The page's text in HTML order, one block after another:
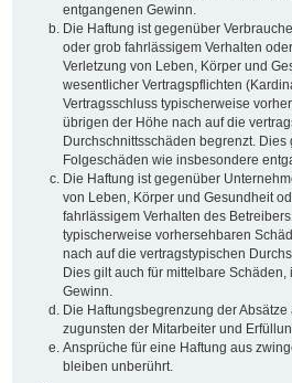
entgangenen Gewinn.
Die Haftung ist gegenüber
oder grob fahrlässigem Verhalten
Verletzung von Leben, Körper und
wesentlicher Vertragspflichten
Vertragsschluss typischerweise
übrigen der Höhe nach auf die
Durchschnittsschäden begrenzt. Dies
Folgeschäden wie insbesondere
Die Haftung ist gegenüber
von Leben, Körper und Gesundheit
fahrlässigem Verhalten des
typischerweise vorhersehbaren
nach auf die vertragstypischen
Dies gilt auch für mittelbare
Gewinn.
Die Haftungsbegrenzung der
zugunsten der Mitarbeiter und
Ansprüche für eine Haftung aus
bleiben unberührt.